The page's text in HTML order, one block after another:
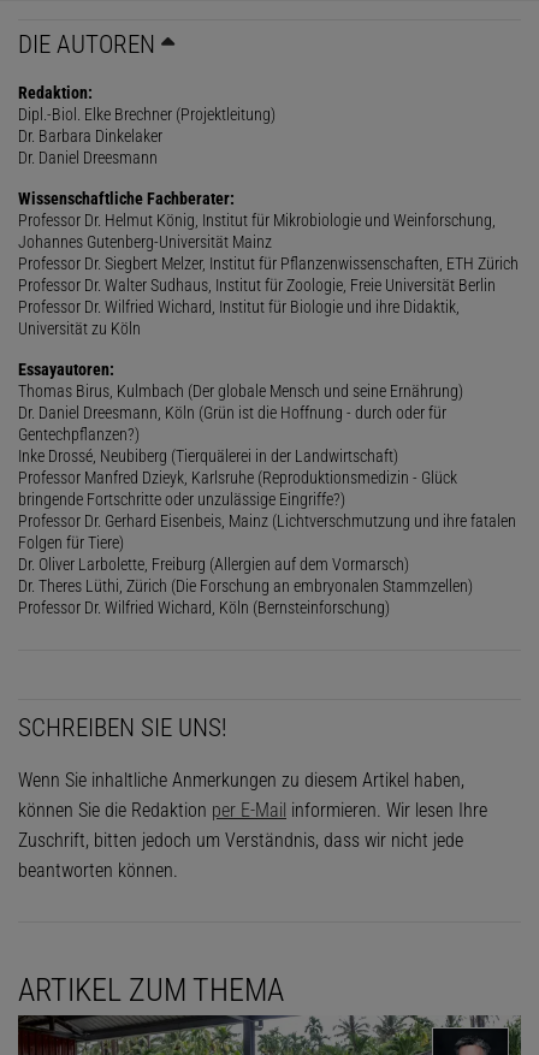
DIE AUTOREN
Redaktion:
Dipl.-Biol. Elke Brechner (Projektleitung)
Dr. Barbara Dinkelaker
Dr. Daniel Dreesmann
Wissenschaftliche Fachberater:
Professor Dr. Helmut König, Institut für Mikrobiologie und Weinforschung,
Johannes Gutenberg-Universität Mainz
Professor Dr. Siegbert Melzer, Institut für Pflanzenwissenschaften, ETH Zürich
Professor Dr. Walter Sudhaus, Institut für Zoologie, Freie Universität Berlin
Professor Dr. Wilfried Wichard, Institut für Biologie und ihre Didaktik,
Universität zu Köln
Essayautoren:
Thomas Birus, Kulmbach (Der globale Mensch und seine Ernährung)
Dr. Daniel Dreesmann, Köln (Grün ist die Hoffnung - durch oder für
Gentechpflanzen?)
Inke Drossé, Neubiberg (Tierquälerei in der Landwirtschaft)
Professor Manfred Dzieyk, Karlsruhe (Reproduktionsmedizin - Glück
bringende Fortschritte oder unzulässige Eingriffe?)
Professor Dr. Gerhard Eisenbeis, Mainz (Lichtverschmutzung und ihre fatalen
Folgen für Tiere)
Dr. Oliver Larbolette, Freiburg (Allergien auf dem Vormarsch)
Dr. Theres Lüthi, Zürich (Die Forschung an embryonalen Stammzellen)
Professor Dr. Wilfried Wichard, Köln (Bernsteinforschung)
SCHREIBEN SIE UNS!
Wenn Sie inhaltliche Anmerkungen zu diesem Artikel haben,
können Sie die Redaktion per E-Mail informieren. Wir lesen Ihre
Zuschrift, bitten jedoch um Verständnis, dass wir nicht jede
beantworten können.
ARTIKEL ZUM THEMA